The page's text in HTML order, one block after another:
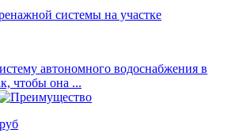
системы на участке
автономного водоснабжения в
чтобы она ...